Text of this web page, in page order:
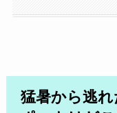
猛暑から逃